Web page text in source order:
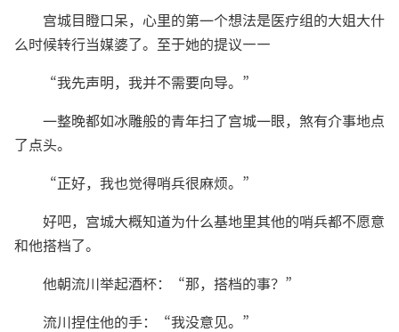
宫城目瞪口呆，心里的第一个想法是医疗组的大姐大什
么时候转行当媒婆了。至于她的提议——
“我先声明，我并不需要向导。”
一整晚都如冰雕般的青年扫了宫城一眼，煞有介事地点
了点头。
“正好，我也觉得哨兵很麻烦。”
好吧，宫城大概知道为什么基地里其他的哨兵都不愿意
和他搭档了。
他朝流川举起酒杯：“那，搭档的事？”
流川捏住他的手：“我没意见。”